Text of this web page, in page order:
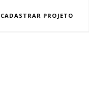
CADASTRAR PROJETO